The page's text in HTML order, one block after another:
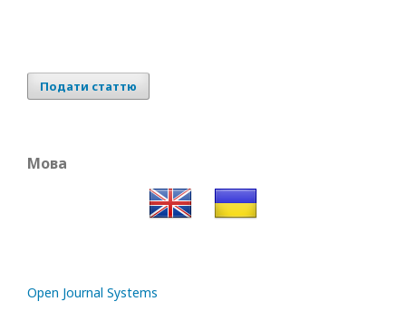
Подати статтю
Мова
Open Journal Systems